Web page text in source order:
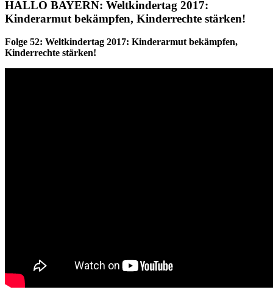
HALLO BAYERN: Weltkindertag 2017:
Kinderarmut bekämpfen, Kinderrechte stärken!
Folge 52: Weltkindertag 2017: Kinderarmut bekämpfen,
Kinderrechte stärken!